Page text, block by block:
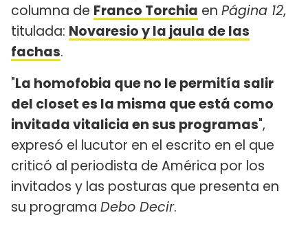
columna de Franco Torchia en Página 12,
titulada: Novaresio y la jaula de las
fachas.
"La homofobia que no le permitía salir
del closet es la misma que está como
invitada vitalicia en sus programas",
expresó el lucutor en el escrito en el que
criticó al periodista de América por los
invitados y las posturas que presenta en
su programa Debo Decir.